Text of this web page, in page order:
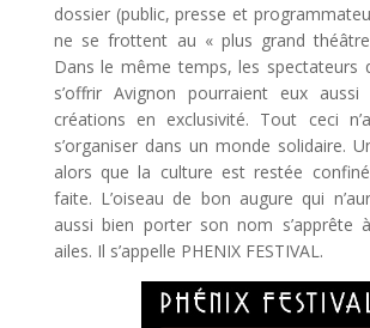
dossier (public, presse et
ne se frottent au « plus grand
Dans le même temps, les spectateurs
s’offrir Avignon pourraient eux aussi
créations en exclusivité. Tout ceci
s’organiser dans un monde solidaire.
alors que la culture est restée
faite. L’oiseau de bon augure qui
aussi bien porter son nom s’apprête
ailes. Il s’appelle PHENIX FESTIVAL.